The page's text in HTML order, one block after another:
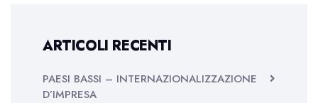
ARTICOLI RECENTI
PAESI BASSI – INTERNAZIONALIZZAZIONE
D’IMPRESA